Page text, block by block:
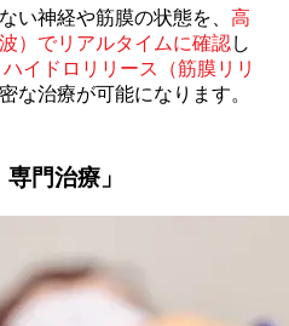
い神経や筋膜の状態を、 高
）でリアルタイムに確認し
ハイドロリリース（筋膜リリ
な治療が可能になります。
門治療」